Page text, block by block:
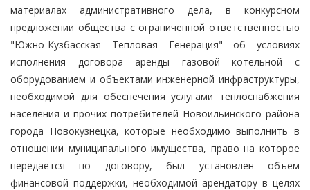
материалах административного дела, в конкурсном
предложении общества с ограниченной ответственностью
"Южно-Кузбасская Тепловая Генерация" об условиях
исполнения договора аренды газовой котельной с
оборудованием и объектами инженерной инфраструктуры,
необходимой для обеспечения услугами теплоснабжения
населения и прочих потребителей Новоильинского района
города Новокузнецка, которые необходимо выполнить в
отношении муниципального имущества, право на которое
передается по договору, был установлен объем
финансовой поддержки, необходимой арендатору в целях